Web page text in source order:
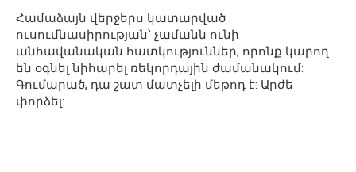
Համաձայն վերջերս կատարված
ուսումնասիրության՝ չամանն ունի
անհավանական հատկություններ, որոնք կարող
են օգնել նիհարել ռեկորդային ժամանակում:
Գումարած, դա շատ մատչելի մեթոդ է: Արժե
փորձել: